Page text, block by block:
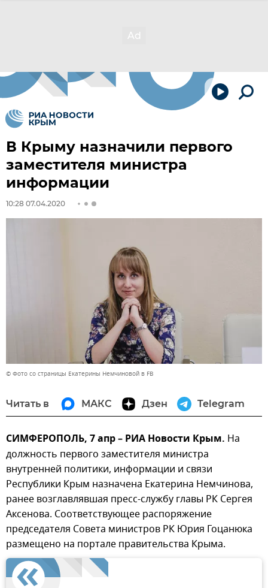
В Крыму назначили первого
заместителя министра
информации
10:28 07.04.2020
© Фото со страницы Екатерины Немчиновой в FB
Читать в МАКС Дзен Telegram
СИМФЕРОПОЛЬ, 7 апр – РИА Новости Крым. На
должность первого заместителя министра
внутренней политики, информации и связи
Республики Крым назначена Екатерина Немчинова,
ранее возглавлявшая пресс-службу главы РК Сергея
Аксенова. Соответствующее распоряжение
председателя Совета министров РК Юрия Гоцанюка
размещено на портале правительства Крыма.